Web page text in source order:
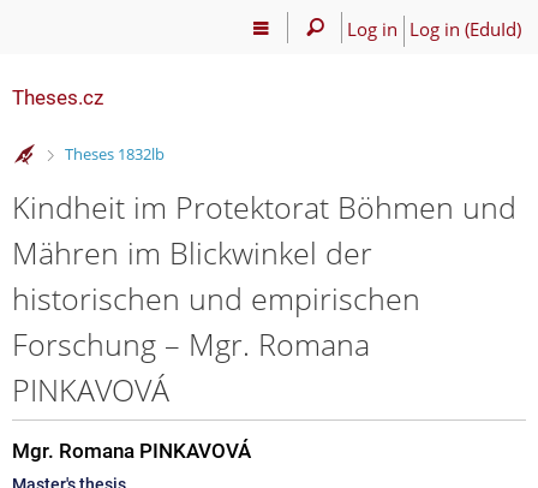
Log in Log in (EduId)
Theses.cz
>
Theses 1832lb
Kindheit im Protektorat Böhmen und
Mähren im Blickwinkel der
historischen und empirischen
Forschung – Mgr. Romana
PINKAVOVÁ
Mgr. Romana PINKAVOVÁ
Master's thesis